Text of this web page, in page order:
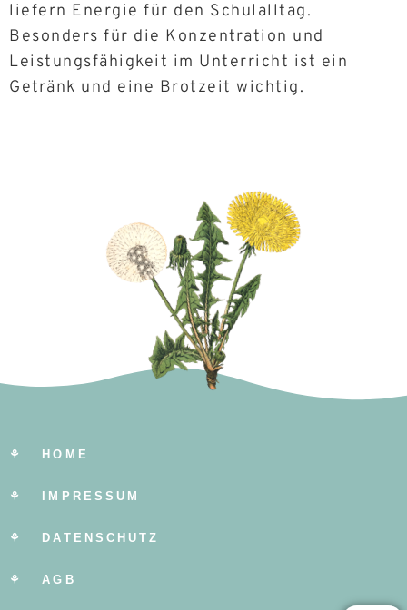
liefern Energie für den Schulalltag.
Besonders für die Konzentration und
Leistungsfähigkeit im Unterricht ist ein
Getränk und eine Brotzeit wichtig.
⚘ HOME
⚘ IMPRESSUM
⚘ DATENSCHUTZ
⚘ AGB